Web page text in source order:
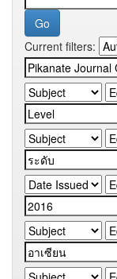
Current filters: